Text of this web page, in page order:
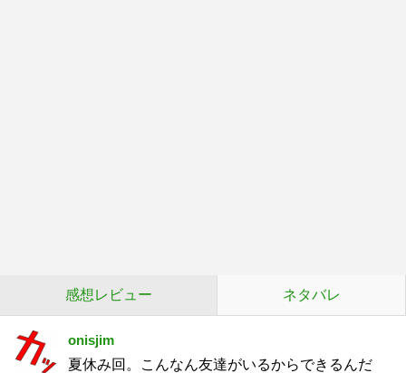
感想レビュー ネタバレ
onisjim
夏休み回。こんなん友達がいるからできるんだ